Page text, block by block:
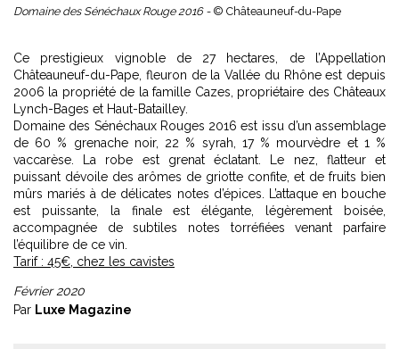
Domaine des Sénéchaux Rouge 2016 - © Châteauneuf-du-Pape
Ce prestigieux vignoble de 27 hectares, de l’Appellation
Châteauneuf-du-Pape, fleuron de la Vallée du Rhône est depuis
2006 la propriété de la famille Cazes, propriétaire des Châteaux
Lynch-Bages et Haut-Batailley.
Domaine des Sénéchaux Rouges 2016 est issu d’un assemblage
de 60 % grenache noir, 22 % syrah, 17 % mourvèdre et 1 %
vaccarèse. La robe est grenat éclatant. Le nez, flatteur et
puissant dévoile des arômes de griotte confite, et de fruits bien
mûrs mariés à de délicates notes d’épices. L’attaque en bouche
est puissante, la finale est élégante, légèrement boisée,
accompagnée de subtiles notes torréfiées venant parfaire
l’équilibre de ce vin.
Tarif : 45€, chez les cavistes
Février 2020
Par Luxe Magazine